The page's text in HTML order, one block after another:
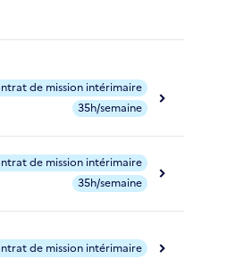
de mission intérimaire
35h/semaine
de mission intérimaire
35h/semaine
de mission intérimaire